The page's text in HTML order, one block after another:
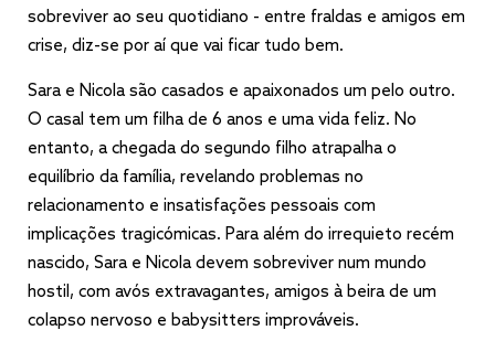
sobreviver ao seu quotidiano - entre fraldas e amigos em
crise, diz-se por aí que vai ficar tudo bem.
Sara e Nicola são casados e apaixonados um pelo outro.
O casal tem um filha de 6 anos e uma vida feliz. No
entanto, a chegada do segundo filho atrapalha o
equilíbrio da família, revelando problemas no
relacionamento e insatisfações pessoais com
implicações tragicómicas. Para além do irrequieto recém
nascido, Sara e Nicola devem sobreviver num mundo
hostil, com avós extravagantes, amigos à beira de um
colapso nervoso e babysitters improváveis.